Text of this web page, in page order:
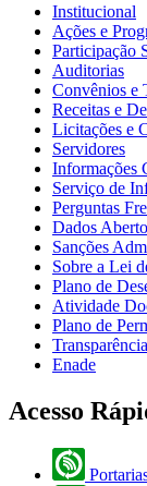
Institucional
Ações e
Participação
Auditorias
Convênios e
Receitas e
Licitações e
Servidores
Informações
Serviço de
Perguntas
Dados
Sanções
Sobre a Lei
Plano de
Atividade
Plano de
Enade
Acesso